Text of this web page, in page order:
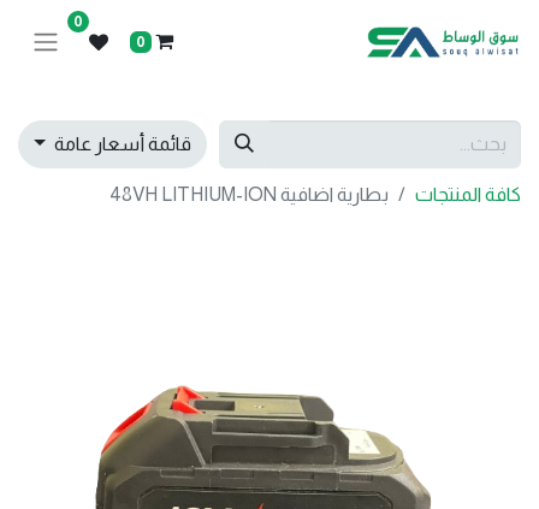
0
0
قائمة أسعار عامة
كافة المنتجات بطارية اضافية 48VH LITHIUM-ION